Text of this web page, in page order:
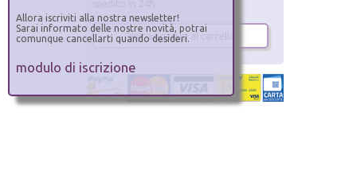
aggiungi al carrello
Allora iscriviti alla nostra newsletter!
Sarai informato delle nostre novità, potrai
comunque cancellarti quando desideri.
modulo di iscrizione